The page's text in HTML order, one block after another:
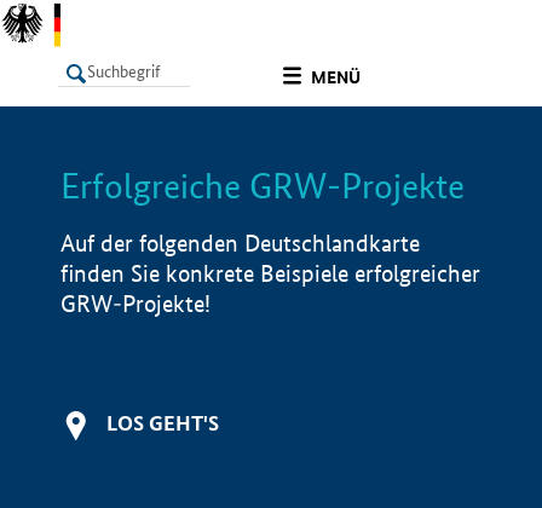
MENÜ
LISTE Info
Erfolgreiche GRW-Projekte
Auf der folgenden Deutschlandkarte
finden Sie konkrete Beispiele erfolgreicher
GRW-Projekte!
LOS GEHT'S